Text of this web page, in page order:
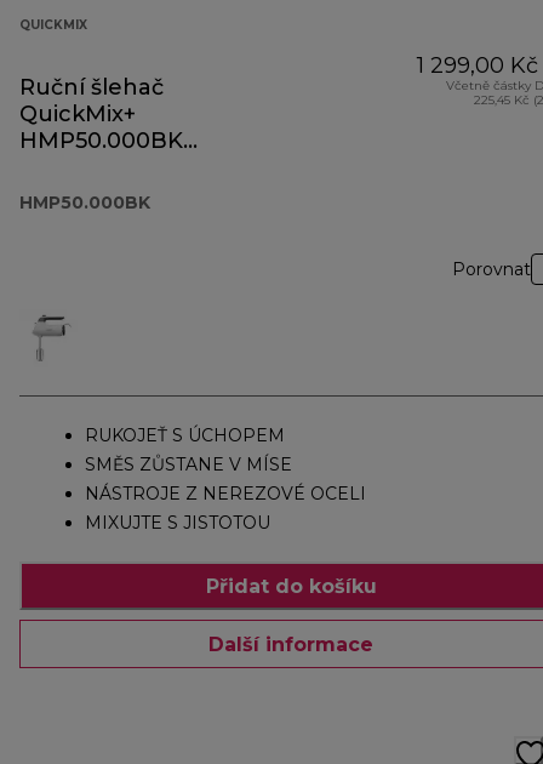
QUICKMIX
Ruční šlehač
QuickMix+
HMP50.000BK
HMP50.000BK
1 299,00 Kč
Včetně částky
225,45 Kč
Porovnat
RUKOJEŤ S ÚCHOPEM
SMĚS ZŮSTANE V MÍSE
NÁSTROJE Z NEREZOVÉ OCELI
MIXUJTE S JISTOTOU
Přidat do košíku
Další informace